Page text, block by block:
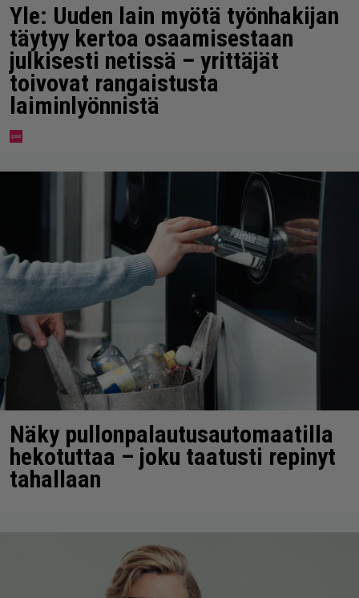
Yle: Uuden lain myötä työnhakijan
täytyy kertoa osaamisestaan
julkisesti netissä – yrittäjät
toivovat rangaistusta
laiminlyönnistä
Näky pullonpalautusautomaatilla
hekotuttaa – joku taatusti repinyt
tahallaan